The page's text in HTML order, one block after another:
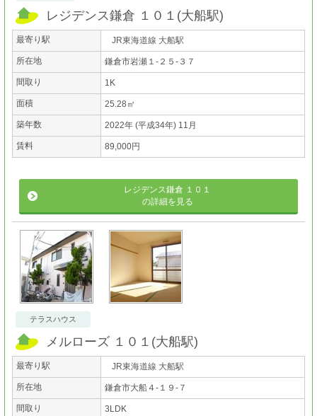
レジデンス鎌倉 １０１ (大船駅)
最寄り駅 JR東海道線 大船駅
所在地 鎌倉市岩瀬１-２５-３７
間取り 1K
面積 25.28㎡
築年数 2022年 (平成34年) 11月
賃料 89,000円
レジデンス鎌倉 １０１
の詳細を見る
テラスハウス
メルローズ １０１ (大船駅)
最寄り駅 JR東海道線 大船駅
所在地 鎌倉市大船４-１９-７
間取り 3LDK